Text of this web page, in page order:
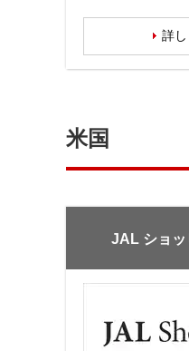
詳
米国
JAL ショッ